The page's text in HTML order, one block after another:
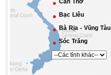
Cần Thơ
Bạc Liêu
Bà Rịa - Vũng Tàu
Sóc Trăng